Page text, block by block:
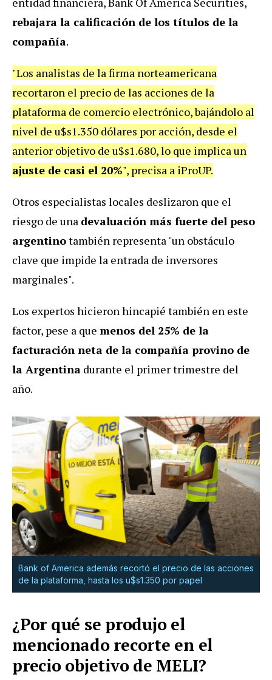
rebajara la calificación de los títulos de la
compañía.
"Los analistas de la firma norteamericana
recortaron el precio de las acciones de la
plataforma de comercio electrónico, bajándolo al
nivel de u$s1.350 dólares por acción, desde el
anterior objetivo de u$s1.680, lo que implica un
ajuste de casi el 20%", precisa a iProUP.
Otros especialistas locales deslizaron que el
riesgo de una devaluación más fuerte del peso
argentinotambién representa "un obstáculo
clave que impide la entrada de inversores
marginales".
Los expertos hicieron hincapié también en este
factor, pese a que menos del 25% de la
facturación neta de la compañía provino de
la Argentina durante el primer trimestre del
año.
Bank of America además recortó el precio de las acciones
de la plataforma, hasta los u$s1.350 por papel
¿Por qué se produjo el
mencionado recorte en el
precio objetivo de MELI?